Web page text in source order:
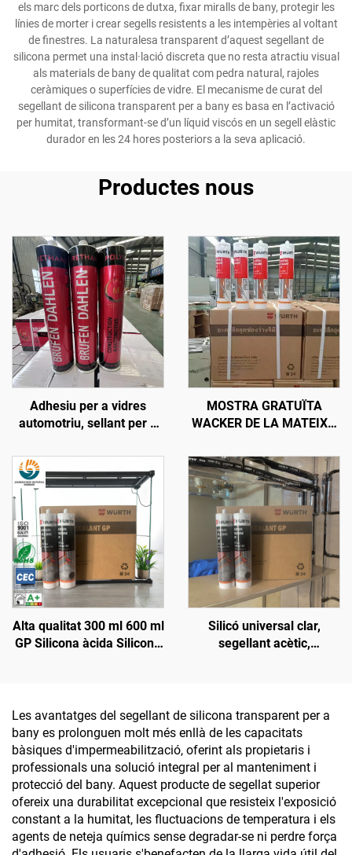
els marc dels porticons de dutxa, fixar miralls de bany, protegir les
línies de morter i crear segells resistents a les intempèries al voltant
de finestres. La naturalesa transparent d’aquest segellant de
silicona permet una instal·lació discreta que no resta atractiu visual
als materials de bany de qualitat com pedra natural, rajoles
ceràmiques o superfícies de vidre. El mecanisme de curat del
segellant de silicona transparent per a bany es basa en l’activació
per humitat, transformant-se d’un líquid viscós en un segell elàstic
durador en les 24 hores posteriors a la seva aplicació.
Productes nous
Adhesiu per a vidres
automotriu, sellant per a
juntures, sellant de
silicona poliuretànic Pu
300 ml
MOSTRA GRATUÏTA
WACKER DE LA MATEIXA
DE SILICONA
TRANSPARENT BARAT,
PREU BAIX, ADHESIU PER
A CONSTRUCCIÓ
Alta qualitat 300 ml 600 ml
GP Silicona àcida Silicona
Silicó universal clar,
segellant acètic,
Les avantatges del segellant de silicona transparent per a
bany es prolonguen molt més enllà de les capacitats
bàsiques d'impermeabilització, oferint als propietaris i
professionals una solució integral per al manteniment i
protecció del bany. Aquest producte de segellat superior
ofereix una durabilitat excepcional que resisteix l'exposició
constant a la humitat, les fluctuacions de temperatura i els
agents de neteja químics sense degradar-se ni perdre força